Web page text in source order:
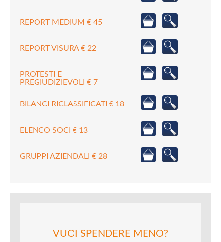
REPORT MEDIUM € 45
REPORT VISURA € 22
PROTESTI E
PREGIUDIZIEVOLI € 7
BILANCI RICLASSIFICATI € 18
ELENCO SOCI € 13
GRUPPI AZIENDALI € 28
VUOI SPENDERE MENO?